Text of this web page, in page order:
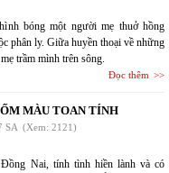
bóng một người mẹ thuở hồng
phân ly. Giữa huyền thoại về những
trầm mình trên sông.
Đọc thêm
MÀU TOAN TÍNH
SA (Xem: 2121)
Nai, tính tình hiền lành và có